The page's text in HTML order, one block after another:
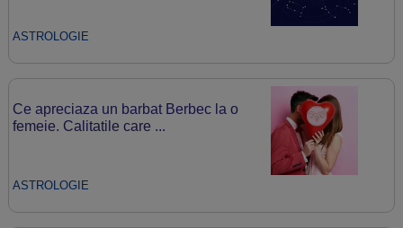
ASTROLOGIE
Ce apreciaza un barbat Berbec la o
femeie. Calitatile care ...
ASTROLOGIE